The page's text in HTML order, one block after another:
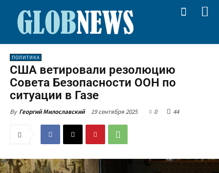
ПОЛИТИКА
США ветировали резолюцию
Совета Безопасности ООН по
ситуации в Газе
By Георгий Милославский 19 сентября 2025 0 44